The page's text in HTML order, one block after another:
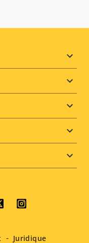
Juridique